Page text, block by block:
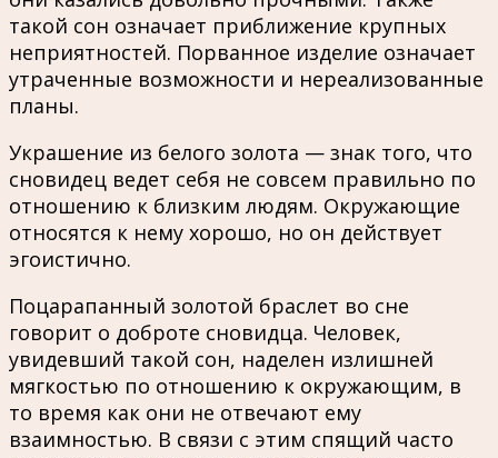
такой сон означает приближение крупных
неприятностей. Порванное изделие означает
утраченные возможности и нереализованные
планы.
Украшение из белого золота — знак того, что
сновидец ведет себя не совсем правильно по
отношению к близким людям. Окружающие
относятся к нему хорошо, но он действует
эгоистично.
Поцарапанный золотой браслет во сне
говорит о доброте сновидца. Человек,
увидевший такой сон, наделен излишней
мягкостью по отношению к окружающим, в
то время как они не отвечают ему
взаимностью. В связи с этим спящий часто